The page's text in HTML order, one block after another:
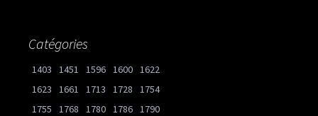
Catégories
1403 1451 1596 1600 1622
1623
1661 1713 1728
1754
1755
1768 1780 1786 1790